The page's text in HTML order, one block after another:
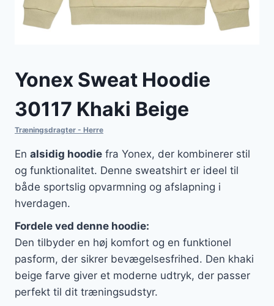
Yonex Sweat Hoodie
30117 Khaki Beige
Træningsdragter - Herre
En alsidig hoodie fra Yonex, der kombinerer stil
og funktionalitet. Denne sweatshirt er ideel til
både sportslig opvarmning og afslapning i
hverdagen.
Fordele ved denne hoodie:
Den tilbyder en høj komfort og en funktionel
pasform, der sikrer bevægelsesfrihed. Den khaki
beige farve giver et moderne udtryk, der passer
perfekt til dit træningsudstyr.